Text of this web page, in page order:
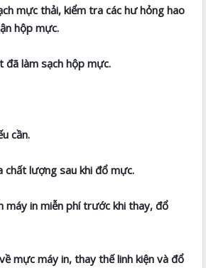
mực thải, kiểm tra các hư hỏng hao
hộp mực.
đã làm sạch hộp mực.
cần.
lượng sau khi đổ mực.
máy in miễn phí trước khi thay, đổ
mực máy in, thay thế linh kiện và đổ